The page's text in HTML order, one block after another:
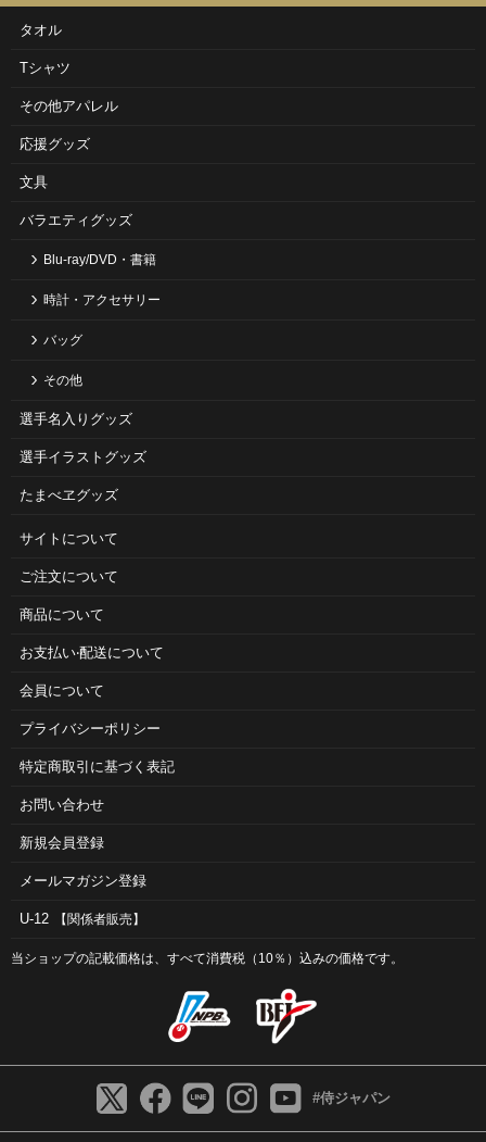
タオル
Tシャツ
その他アパレル
応援グッズ
文具
バラエティグッズ
Blu-ray/DVD・書籍
時計・アクセサリー
バッグ
その他
選手名入りグッズ
選手イラストグッズ
たまべヱグッズ
サイトについて
ご注⽂について
商品について
お⽀払い‧配送について
会員について
プライバシーポリシー
特定商取引に基づく表記
お問い合わせ
新規会員登録
メールマガジン登録
U-12 【関係者販売】
当ショップの記載価格は、すべて消費税（10％）込みの価格です。
#侍ジャパン